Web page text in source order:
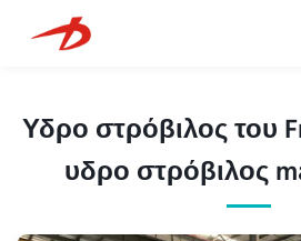
Υδρο στρόβιλος του
υδρο στρόβιλος